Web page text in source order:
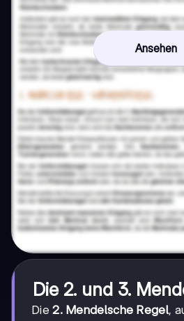
Ansehen
Die 2. und 3.
Die2. Mendelsche Regel,